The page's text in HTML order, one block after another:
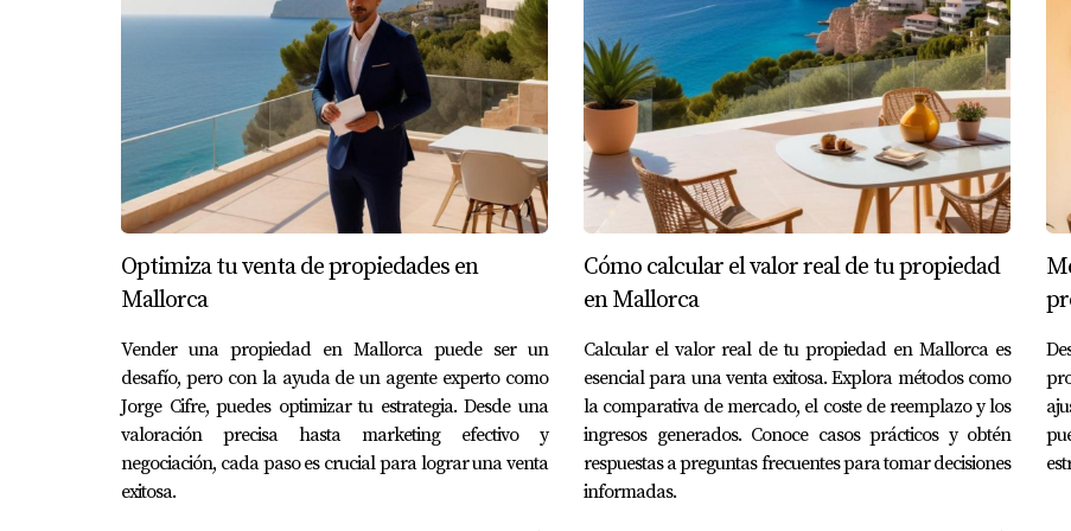
Preguntas Frecuentes
¿Cuál es la mejor estrategia para fijar el precio inicial?
Establecer un precio ligeramente inferior al valor real puede generar más interés; sin embargo, también es
299,999 euros.
¿Cómo puedo saber si mi propiedad está bien valorada?
Es recomendable realizar un análisis comparativo del mercado (CMA) para ver cómo se han vendido
Revisar tu estrategia de precios y considerar ajustes basados en el feedback recibido puede ser útil;
puede atraer más compradores.
¿Es importante negociar el precio con los compradores?
Sí, negociar es parte del proceso; establecer márgenes adecuados te permitirá tener flexibilidad sin
Optimiza tu venta de propiedades en
Mallorca
Vender una propiedad en Mallorca puede ser un
desafío, pero con la ayuda de un agente experto como
Jorge Cifre, puedes optimizar tu estrategia. Desde una
valoración precisa hasta marketing efectivo y
negociación, cada paso es crucial para lograr una venta
exitosa.
Cómo calcular el valor real de tu propiedad
en Mallorca
Calcular el valor real de tu propiedad en Mallorca es
esencial para una venta exitosa. Explora métodos como
la comparativa de mercado, el coste de reemplazo y los
ingresos generados. Conoce casos prácticos y obtén
respuestas a preguntas frecuentes para tomar decisiones
informadas.